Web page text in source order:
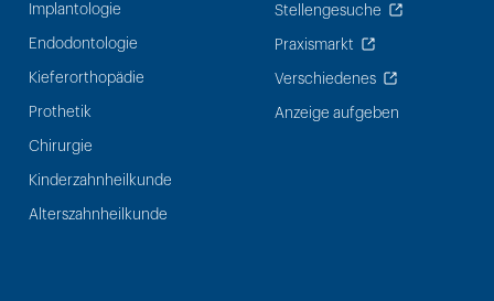
Implantologie
Endodontologie
Kieferorthopädie
Prothetik
Chirurgie
Kinderzahnheilkunde
Alterszahnheilkunde
Stellengesuche
Praxismarkt
Verschiedenes
Anzeige aufgeben